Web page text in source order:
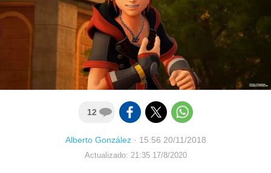
12
Alberto González· 15:56 20/11/2018
Actualizado: 21:35 17/8/2020